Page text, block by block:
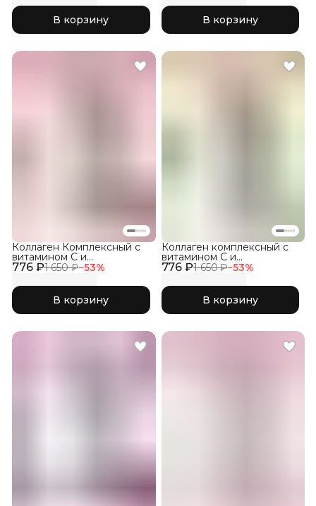
В корзину
В корзину
776 ₽1 650 ₽−53%
Коллаген Комплексный с
витамином C и
гиалуроновой кислотой,
В корзину
776 ₽1 650 ₽−53%
Коллаген комплексный с
витамином C и
гиалуроновой кислотой,
В корзину